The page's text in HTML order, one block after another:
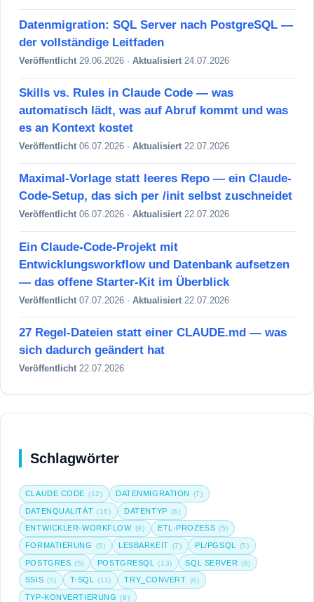
Datenmigration: SQL Server nach PostgreSQL —
der vollständige Leitfaden
Veröffentlicht29.06.2026 · Aktualisiert24.07.2026
Skills vs. Rules in Claude Code — was
automatisch lädt, was auf Abruf kommt und was
es an Kontext kostet
Veröffentlicht06.07.2026 · Aktualisiert22.07.2026
Maximal-Vorlage statt leeres Repo — ein Claude-
Code-Setup, das sich per /init selbst zuschneidet
Veröffentlicht06.07.2026 · Aktualisiert22.07.2026
Ein Claude-Code-Projekt mit
Entwicklungsworkflow und Datenbank aufsetzen
— das offene Starter-Kit im Überblick
Veröffentlicht07.07.2026 · Aktualisiert22.07.2026
27 Regel-Dateien statt einer CLAUDE.md — was
sich dadurch geändert hat
Veröffentlicht22.07.2026
Schlagwörter
CLAUDE CODE (12) DATENMIGRATION (7)
DATENQUALITÄT (16) DATENTYP (6)
ENTWICKLER-WORKFLOW (9) ETL-PROZESS (5)
FORMATIERUNG (5) LESBARKEIT (7) PL/PGSQL (5)
POSTGRES (5) POSTGRESQL (13) SQL SERVER (6)
SSIS (5) T-SQL (11) TRY_CONVERT (6)
TYP-KONVERTIERUNG (8)